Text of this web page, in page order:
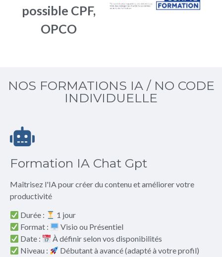
possible CPF,
OPCO
NOS FORMATIONS IA / NO CODE
INDIVIDUELLE
Formation IA Chat Gpt
Maîtrisez l'IA pour créer du contenu et améliorer votre
productivité
Durée :
1 jour
Format :
Visio ou Présentiel
Date :
À définir selon vos disponibilités
Niveau :
Débutant à avancé (adapté à votre profil)